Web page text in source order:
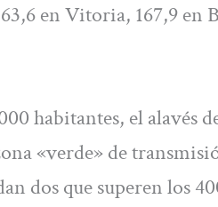
en Vitoria, 167,9 en
habitantes, el alavés
«verde» de
dos que superen los